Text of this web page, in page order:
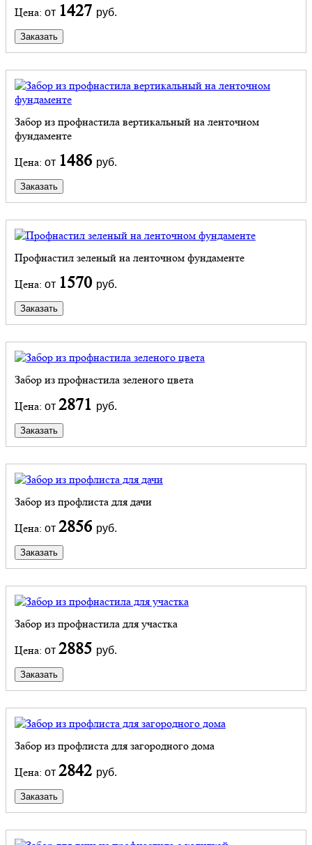
Цена: от 1427 руб.
Заказать
Забор из профнастила вертикальный на ленточном
фундаменте
Цена: от 1486 руб.
Заказать
Профнастил зеленый на ленточном фундаменте
Цена: от 1570 руб.
Заказать
Забор из профнастила зеленого цвета
Цена: от 2871 руб.
Заказать
Забор из профлиста для дачи
Цена: от 2856 руб.
Заказать
Забор из профнастила для участка
Цена: от 2885 руб.
Заказать
Забор из профлиста для загородного дома
Цена: от 2842 руб.
Заказать